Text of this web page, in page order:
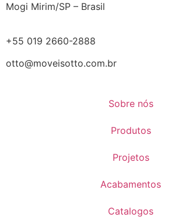
Mogi Mirim/SP – Brasil
+55 019 2660-2888
otto@moveisotto.com.br
Sobre nós
Produtos
Projetos
Acabamentos
Catalogos